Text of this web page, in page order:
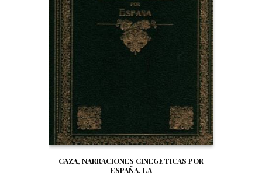
CAZA, NARRACIONES CINEGETICAS POR
ESPAÑA, LA